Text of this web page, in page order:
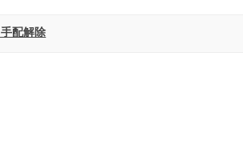
navigation
手配解除